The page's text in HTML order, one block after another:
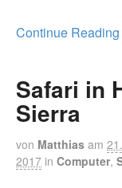
Continue Reading
Safari in
Sierra
von Matthias am
2017 in Computer,